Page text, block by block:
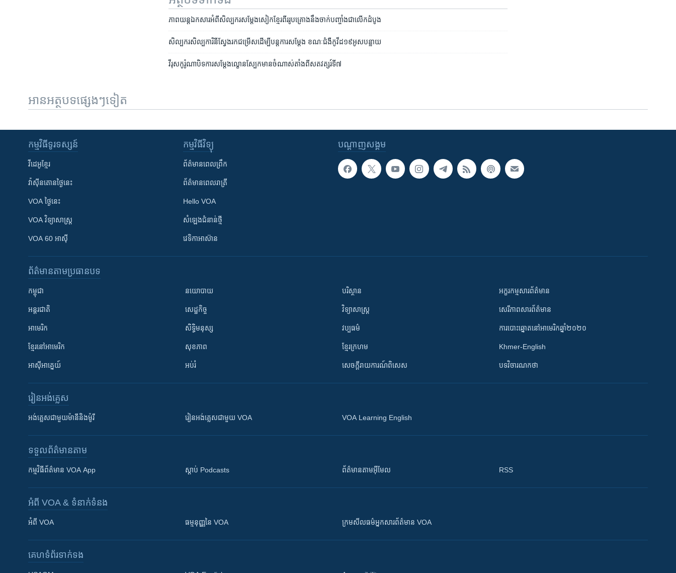
ភាពយន្តឯកសារអំពីសិល្បករសម្តែងសៀកខ្មែរពីររូបគ្រោងនឹងចាក់បញ្ចាំងជាលើកដំបូង
សិល្បករ​សិល្បការិនី​ស្វែងរក​ជម្រើស​ដើម្បី​បន្ត​ការ​សម្តែង ​ខណៈជំងឺ​កូវីដ១៩​អូស​បន្លាយ
វីរុសកូរ៉ូណាបិទការសម្តែងល្ខោនស្បែកមានចំណាស់តាំងពីសតវត្សរ៍ទី៧
អានអត្ថបទផ្សេងៗទៀត
បណ្តាញ​សង្គម
កម្មវិធី​ទូរទស្សន៍
វីដេអូ​ខ្មែរ
វ៉ាស៊ីនតោន​ថ្ងៃ​នេះ
VOA ថ្ងៃនេះ
VOA ​វិទ្យាសាស្ត្រ
VOA 60 អាស៊ី
កម្មវិធី​វិទ្យុ
ព័ត៌មាន​ពេល​ព្រឹក
ព័ត៌មាន​​ពេល​រាត្រី
Hello VOA
សំឡេង​ជំនាន់​ថ្មី
វេទិកា​អាស៊ាន
ព័ត៌មាន​តាមប្រធានបទ​
កម្ពុជា
អន្តរជាតិ
អាមេរិក
ខ្មែរ​នៅអាមេរិក
អាស៊ីអាគ្នេយ៍
នយោបាយ
សេដ្ឋកិច្ច
សិទ្ធិមនុស្ស
សុខភាព
អប់រំ
បរិស្ថាន
វិទ្យាសាស្រ្ត
វប្បធម៌
ខ្មែរក្រហម
សេចក្តីរាយការណ៍ពិសេស
អក្ខរកម្មសារព័ត៌មាន
សេរីភាពសារព័ត៌មាន
ការបោះឆ្នោតនៅអាមេរិកឆ្នាំ២០២០
Khmer-English
បទវិចារណកថា
រៀន​​អង់គ្លេស
អង់គ្លេស​ជាមួយ​ម៉ានី​និង​ម៉ូរី រៀន​​​​​​អង់គ្លេស​​ជាមួយ VOA VOA Learning English
ទទួល​ព័ត៌មាន​តាម
កម្មវិធី​ព័ត៌មាន VOA App ស្តាប់ Podcasts ព័ត៌មាន​តាម​អ៊ីមែល RSS
អំពី​ VOA & ទំនាក់ទំនង
អំពី​ VOA ធម្មនុញ្ញ​នៃ VOA ក្រម​​​សីលធម៌​​​អ្នក​​​សារព័ត៌មាន VOA
គេហទំព័រ​​ទាក់ទង